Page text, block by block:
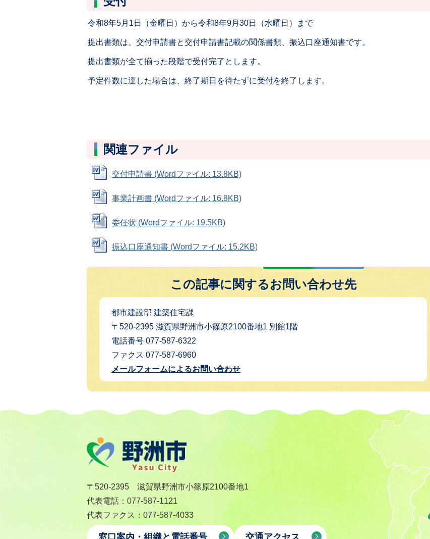
令和8年5月1日（金曜日）から令和8年9月30日（水曜日）まで
提出書類は、交付申請書と交付申請書記載の関係書類、振込口座通知書です。
提出書類が全て揃った段階で受付完了とします。
予定件数に達した場合は、終了期日を待たずに受付を終了します。
関連ファイル
交付申請書 (Wordファイル: 13.8KB)
事業計画書 (Wordファイル: 16.8KB)
委任状 (Wordファイル: 19.5KB)
振込口座通知書 (Wordファイル: 15.2KB)
この記事に関するお問い合わせ先
都市建設部 建築住宅課
〒520-2395 滋賀県野洲市小篠原2100番地1 別館1階
電話番号 077-587-6322
ファクス 077-587-6960
メールフォームによるお問い合わせ
〒520-2395 滋賀県野洲市小篠原2100番地1
代表電話：077-587-1121
代表ファクス：077-587-4033
窓口案内・組織と電話番号 交通アクセス